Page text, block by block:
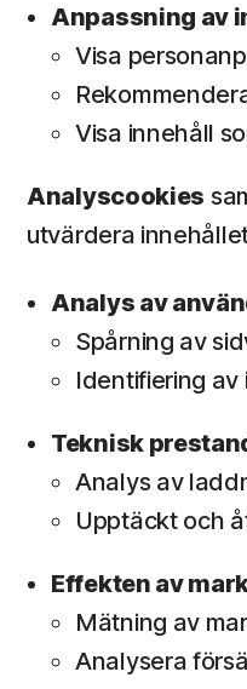
Anpassning av
Visa
Visa innehåll
Analyscookies
utvärdera
Analys av
Spårning av
Identifiering av
Teknisk
Analys av
Upptäckt och
Effekten av
Mätning av
Analysera